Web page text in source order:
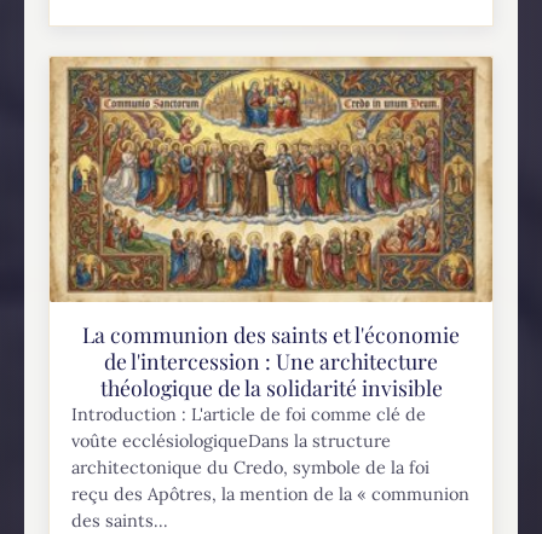
La communion des saints et l'économie
de l'intercession : Une architecture
théologique de la solidarité invisible
Introduction : L'article de foi comme clé de
voûte ecclésiologiqueDans la structure
architectonique du Credo, symbole de la foi
reçu des Apôtres, la mention de la « communion
des saints...